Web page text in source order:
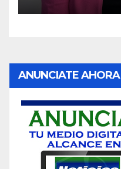
ANUNCIATE AHORA